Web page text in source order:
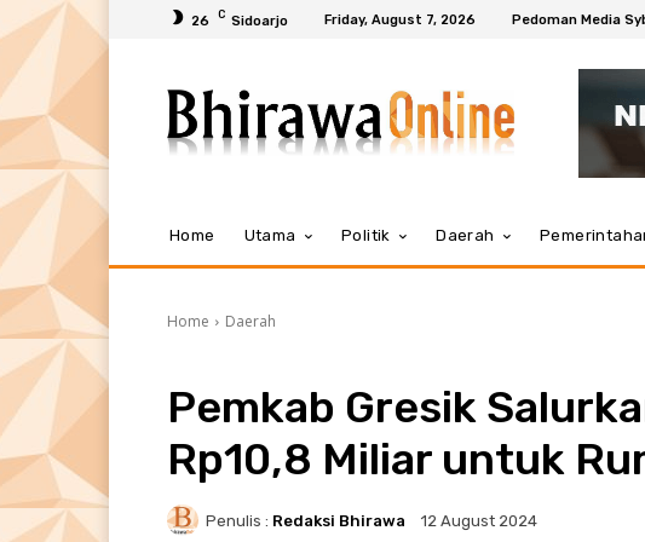
26 C Sidoarjo Friday, August 7, 2026 Pedoman Media
Home Utama Politik Daerah
Home Daerah
Pemkab Gresik
Rp10,8 Miliar untuk
Penulis : Redaksi Bhirawa 12 August 2024